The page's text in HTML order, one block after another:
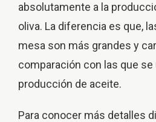
absolutamente a la
oliva. La diferencia es que,
mesa son más grandes y
comparación con las que se
producción de aceite.
Para conocer más detalles